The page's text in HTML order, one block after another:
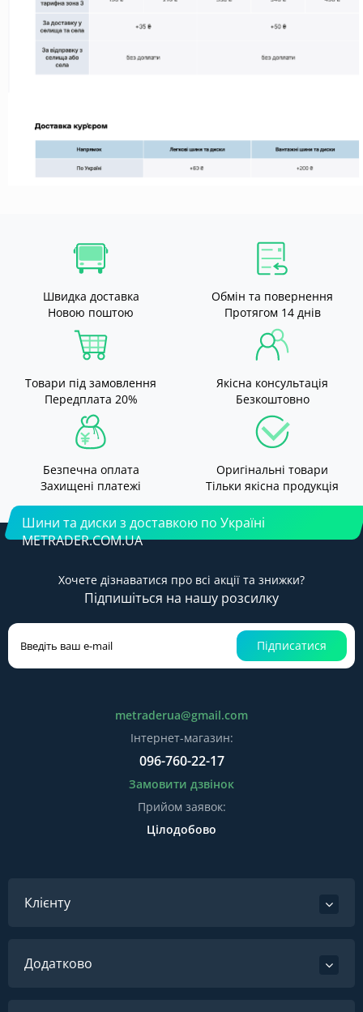
Швидка доставка
Новою поштою
Обмін та повернення
Протягом 14 днів
Товари під замовлення
Передплата 20%
Якісна консультація
Безкоштовно
Безпечна оплата
Захищені платежі
Оригінальні товари
Тільки якісна продукція
Шини та диски з доставкою по Україні
METRADER.COM.UA
Хочете дізнаватися про всі акції та знижки?
Підпишіться на нашу розсилку
Підписатися
metraderua@gmail.com
Інтернет-магазин:
096-760-22-17
Замовити дзвінок
Прийом заявок:
Цілодобово
Клієнту
Додатково